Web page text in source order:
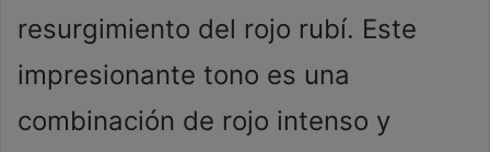
resurgimiento del rojo rubí. Este
impresionante tono es una
combinación de rojo intenso y